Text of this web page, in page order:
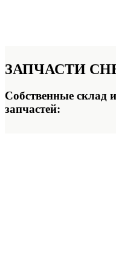
ЗАПЧАСТИ
Собственные склад
запчастей: